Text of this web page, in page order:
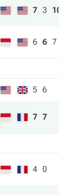
7 3 10
6 6 7
5 6
7 7
4 0